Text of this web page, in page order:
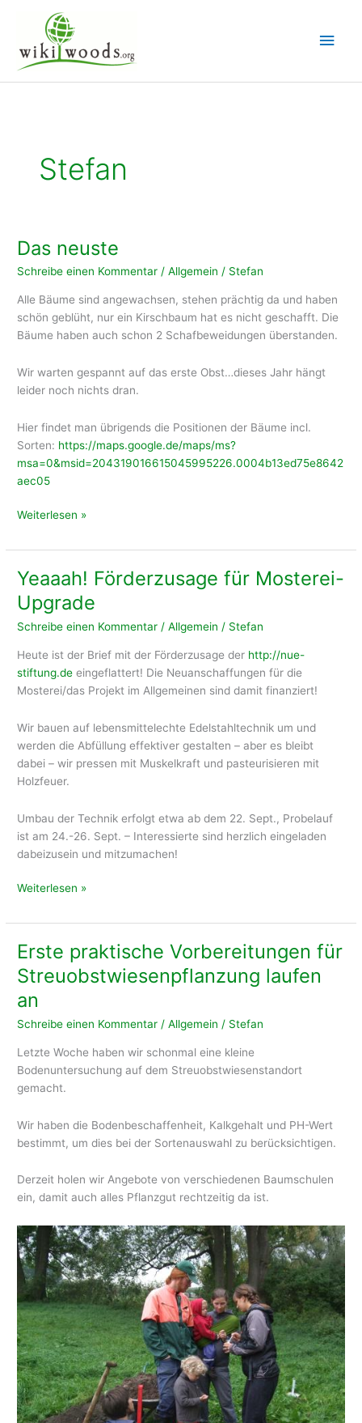
springen
Stefan
Das neuste
Schreibe einen Kommentar /Allgemein / Stefan
Alle Bäume sind angewachsen, stehen prächtig da und haben
schön geblüht, nur ein Kirschbaum hat es nicht geschafft. Die
Bäume haben auch schon 2 Schafbeweidungen überstanden.
Wir warten gespannt auf das erste Obst…dieses Jahr hängt
leider noch nichts dran.
Hier findet man übrigends die Positionen der Bäume incl.
Sorten: https://maps.google.de/maps/ms?
msa=0&msid=204319016615045995226.0004b13ed75e8642
aec05
Das
Weiterlesen »
Yeaaah! Förderzusage für Mosterei-
Upgrade
Schreibe einen Kommentar /Allgemein / Stefan
Heute ist der Brief mit der Förderzusage der http://nue-
stiftung.de eingeflattert! Die Neuanschaffungen für die
Mosterei/das Projekt im Allgemeinen sind damit finanziert!
Wir bauen auf lebensmittelechte Edelstahltechnik um und
werden die Abfüllung effektiver gestalten – aber es bleibt
dabei – wir pressen mit Muskelkraft und pasteurisieren mit
Holzfeuer.
Umbau der Technik erfolgt etwa ab dem 22. Sept., Probelauf
ist am 24.-26. Sept. – Interessierte sind herzlich eingeladen
dabeizusein und mitzumachen!
Yeaaah!
für
Mosterei-
Upgrade
Weiterlesen »
Erste praktische Vorbereitungen für
Streuobstwiesenpflanzung laufen
an
Schreibe einen Kommentar /Allgemein / Stefan
Letzte Woche haben wir schonmal eine kleine
Bodenuntersuchung auf dem Streuobstwiesenstandort
gemacht.
Wir haben die Bodenbeschaffenheit, Kalkgehalt und PH-Wert
bestimmt, um dies bei der Sortenauswahl zu berücksichtigen.
Derzeit holen wir Angebote von verschiedenen Baumschulen
ein, damit auch alles Pflanzgut rechtzeitig da ist.